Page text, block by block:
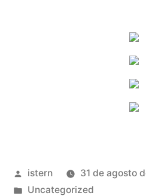
Publicado
por
istern
31 de agosto
Publicado
Uncategorized